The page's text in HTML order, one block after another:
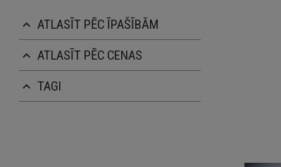
keyboard_arrow_up ATLASĪT PĒC ĪPAŠĪBĀM
keyboard_arrow_up ATLASĪT PĒC CENAS
keyboard_arrow_up TAGI